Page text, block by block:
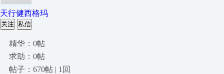
天行健西格玛
关注 私信
精华：0帖
求助：0帖
帖子：670帖 | 1回